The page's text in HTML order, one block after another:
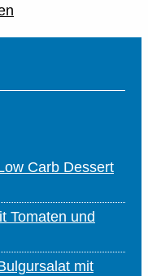
Carb Dessert
Tomaten und
mit